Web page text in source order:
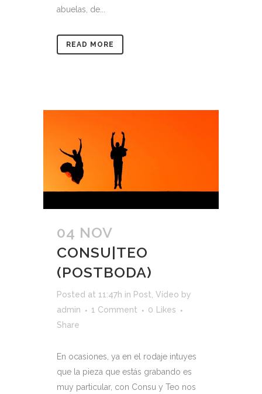
abuelas, de...
READ MORE
04 NOV
CONSU|TEO
(POSTBODA)
Posted at 11:47h in Post Vídeo by
admin
1 Comment 0
Likes
Share
En ocasiones, ya en el rodaje intuyes
que la pieza que estás grabando es
muy particular, con Consu y Teo nos